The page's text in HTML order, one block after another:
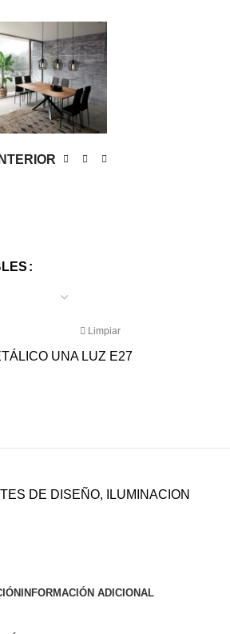
Limpiar
UNA LUZ E27
DE DISEÑO,
ILUMINACION
INFORMACIÓN ADICIONAL